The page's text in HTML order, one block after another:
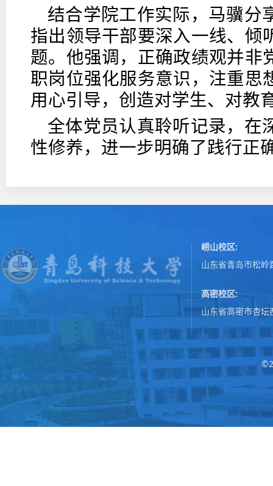
结合学院工作实际，马骥分
指出领导干部要深入一线、倾
题。他强调，正确政绩观并非
职岗位强化服务意识，注重思
用心引导，创造对学生、对教
全体党员认真聆听记录，在
性修养，进一步明确了践行正
崂山校区:
山东省青岛市松岭
高密校区:
山东省高密市杏坛